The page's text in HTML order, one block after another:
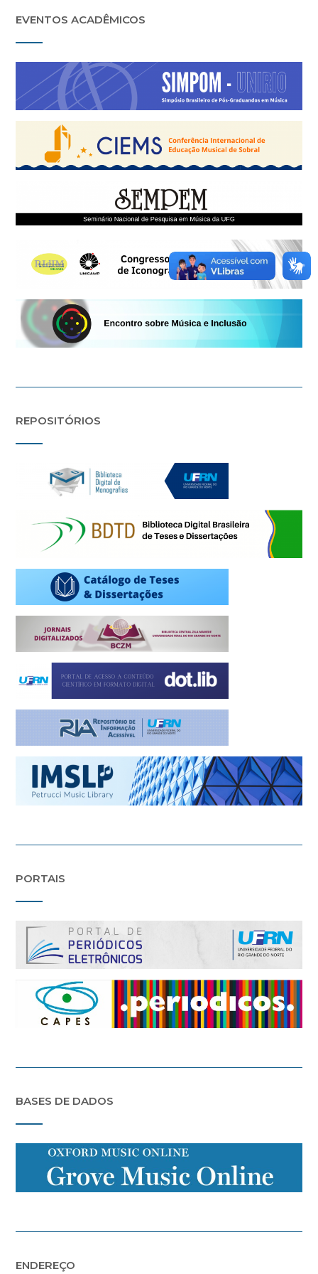
EVENTOS ACADÊMICOS
REPOSITÓRIOS
PORTAIS
BASES DE DADOS
ENDEREÇO